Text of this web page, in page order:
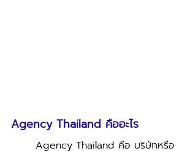
Agency Thailand คืออะไร